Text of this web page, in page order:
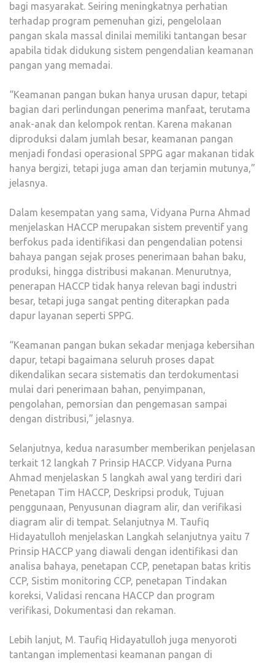
bagi masyarakat. Seiring meningkatnya perhatian
terhadap program pemenuhan gizi, pengelolaan
pangan skala massal dinilai memiliki tantangan besar
apabila tidak didukung sistem pengendalian keamanan
pangan yang memadai.
“Keamanan pangan bukan hanya urusan dapur, tetapi
bagian dari perlindungan penerima manfaat, terutama
anak-anak dan kelompok rentan. Karena makanan
diproduksi dalam jumlah besar, keamanan pangan
menjadi fondasi operasional SPPG agar makanan tidak
hanya bergizi, tetapi juga aman dan terjamin mutunya,”
jelasnya.
Dalam kesempatan yang sama, Vidyana Purna Ahmad
menjelaskan HACCP merupakan sistem preventif yang
berfokus pada identifikasi dan pengendalian potensi
bahaya pangan sejak proses penerimaan bahan baku,
produksi, hingga distribusi makanan. Menurutnya,
penerapan HACCP tidak hanya relevan bagi industri
besar, tetapi juga sangat penting diterapkan pada
dapur layanan seperti SPPG.
“Keamanan pangan bukan sekadar menjaga kebersihan
dapur, tetapi bagaimana seluruh proses dapat
dikendalikan secara sistematis dan terdokumentasi
mulai dari penerimaan bahan, penyimpanan,
pengolahan, pemorsian dan pengemasan sampai
dengan distribusi,” jelasnya.
Selanjutnya, kedua narasumber memberikan penjelasan
terkait 12 langkah 7 Prinsip HACCP. Vidyana Purna
Ahmad menjelaskan 5 langkah awal yang terdiri dari
Penetapan Tim HACCP, Deskripsi produk, Tujuan
penggunaan, Penyusunan diagram alir, dan verifikasi
diagram alir di tempat. Selanjutnya M. Taufiq
Hidayatulloh menjelaskan Langkah selanjutnya yaitu 7
Prinsip HACCP yang diawali dengan identifikasi dan
analisa bahaya, penetapan CCP, penetapan batas kritis
CCP, Sistim monitoring CCP, penetapan Tindakan
koreksi, Validasi rencana HACCP dan program
verifikasi, Dokumentasi dan rekaman.
Lebih lanjut, M. Taufiq Hidayatulloh juga menyoroti
tantangan implementasi keamanan pangan di